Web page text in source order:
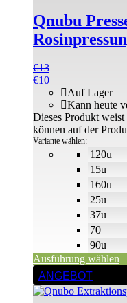
Qnubu
€13
€10
120u
15u
160u
25u
37u
70
90u
Auf Lager
Kann heute
Variante wählen:
Ausführung wählen
Dieses Produkt
können auf der
ANGEBOT